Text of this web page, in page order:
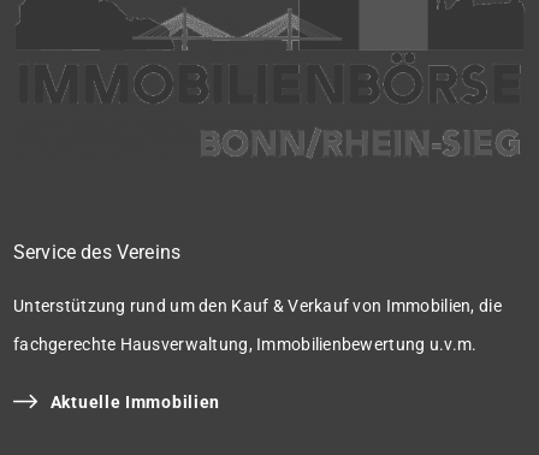
Service des Vereins
Unterstützung rund um den Kauf & Verkauf von Immobilien, die
fachgerechte Hausverwaltung, Immobilienbewertung u.v.m.
Aktuelle Immobilien